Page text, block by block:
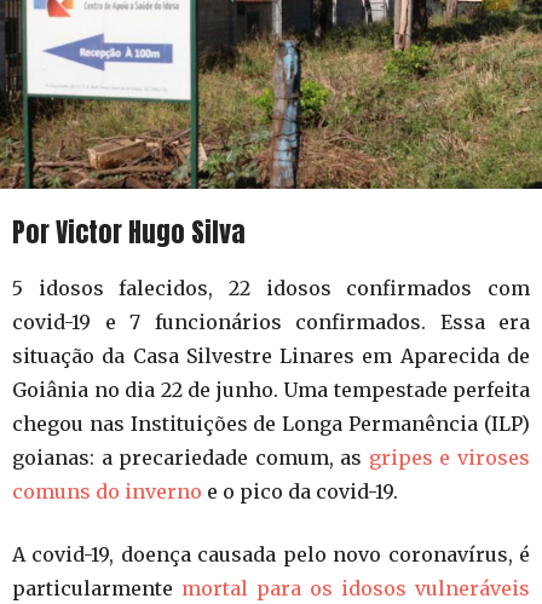
Por Victor Hugo Silva
5 idosos falecidos, 22 idosos confirmados com
covid-19 e 7 funcionários confirmados. Essa era
situação da Casa Silvestre Linares em Aparecida de
Goiânia no dia 22 de junho. Uma tempestade perfeita
chegou nas Instituições de Longa Permanência (ILP)
goianas: a precariedade comum, as gripes e viroses
comuns do inverno e o pico da covid-19.
A covid-19, doença causada pelo novo coronavírus, é
particularmente mortal para os idosos vulneráveis